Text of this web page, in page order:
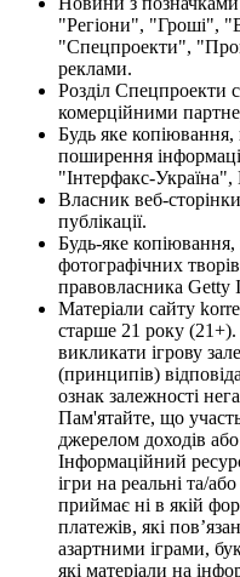
"Регіони", "Гроші",
"Спецпроекти",
реклами.
Розділ Спецпроекти
комерційними
Будь яке копіювання,
поширення
"Інтерфакс-Україна",
Власник веб-
публікації.
Будь-яке копіювання,
фотографічних
правовласника Getty
Матеріали сайту
старше 21 року (21+).
викликати ігрову
(принципів)
ознак залежності
Пам'ятайте, що
джерелом доходів
Інформаційний
ігри на реальні та/
приймає ні в якій
платежів, які
азартними іграми,
які матеріали на